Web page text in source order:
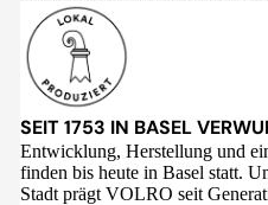
SEIT 1753 IN BASEL
Entwicklung, Herstellung und
finden bis heute in Basel statt.
Stadt prägt VOLRO seit